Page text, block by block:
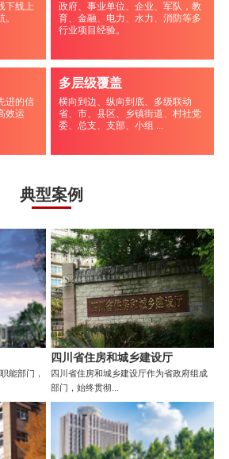
下线上
政府、事业单位、企业、军队，教
育、金融、电力、水力、消防等多
行业项目经验。
进的信
效运
多层级覆盖
横向到边、纵向到底、多级联动
省、市、县区、乡镇街道、村社党
委、总支、支部、小组 ...
典型案例
能部门，
四川省住房和城乡建设厅
四川省住房和城乡建设厅作为省政府组成
部门，始终贯彻...